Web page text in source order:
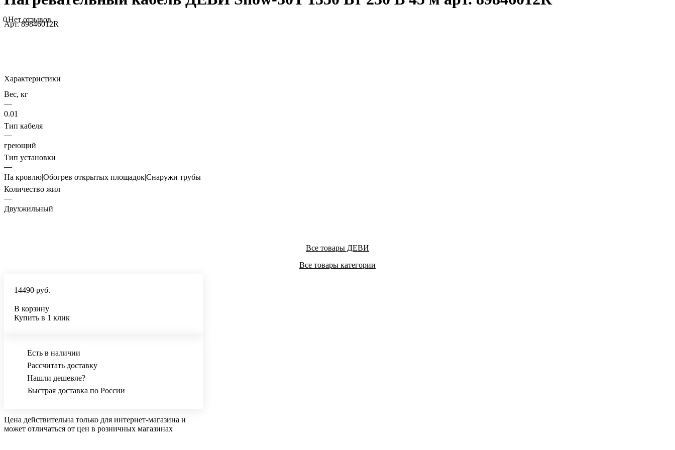
0Нет отзывов
Арт.89846012R
Характеристики
Вес, кг
—
0.01
Тип кабеля
—
греющий
Тип установки
—
На кровлю|Обогрев открытых площадок|Снаружи трубы
Количество жил
—
Двухжильный
Все товары ДЕВИ
Все товары категории
14490 руб.
В корзину
Купить в 1 клик
Есть в наличии
Рассчитать доставку
Нашли дешевле?
Быстрая доставка по России
Цена действительна только для интернет-магазина и
может отличаться от цен в розничных магазинах